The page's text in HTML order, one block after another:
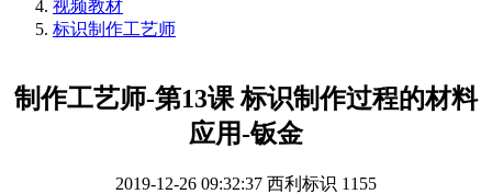
视频教材
标识制作工艺师
制作工艺师-第13课 标识制作过程的材料
应用-钣金
2019-12-26 09:32:37 西利标识 1155